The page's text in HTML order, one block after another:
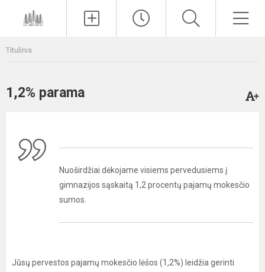
Titulinis
1,2% parama
Nuoširdžiai dėkojame visiems pervedusiems į
gimnazijos sąskaitą 1,2 procentų pajamų mokesčio
sumos.
Jūsų pervestos pajamų mokesčio lėšos (1,2%) leidžia gerinti